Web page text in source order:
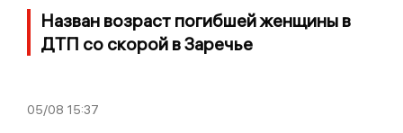
Назван возраст погибшей женщины в
ДТП со скорой в Заречье
05/08 15:37